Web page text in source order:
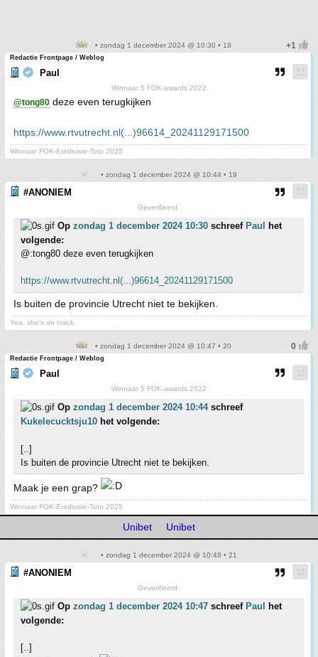
• zondag 1 december 2024 @ 10:30 • 18
Redactie Frontpage / Weblog
Paul
Winnaar 5 FOK-awards 2022
@tong80 deze even terugkijken
https://www.rtvutrecht.nl(...)96614_20241129171500
Winnaar FOK-Eredivisie-Toto 2025
• zondag 1 december 2024 @ 10:44 • 19
#ANONIEM
Geverifieerd.
Op zondag 1 december 2024 10:30 schreef Paul
het
volgende:
@:tong80 deze even terugkijken
https://www.rtvutrecht.nl(...)96614_20241129171500
Is buiten de provincie Utrecht niet te bekijken.
Yea, she's on crack.
• zondag 1 december 2024 @ 10:47 • 20
Redactie Frontpage / Weblog
Paul
Winnaar 5 FOK-awards 2022
Op zondag 1 december 2024 10:44schreef
Kukelecucktsju10 het volgende:
[..]
Is buiten de provincie Utrecht niet te bekijken.
Maak je een grap?
Winnaar FOK-Eredivisie-Toto 2025
Unibet Unibet
• zondag 1 december 2024 @ 10:48 • 21
#ANONIEM
Geverifieerd.
Op zondag 1 december 2024 10:47 schreef Paul
het
volgende:
[..]